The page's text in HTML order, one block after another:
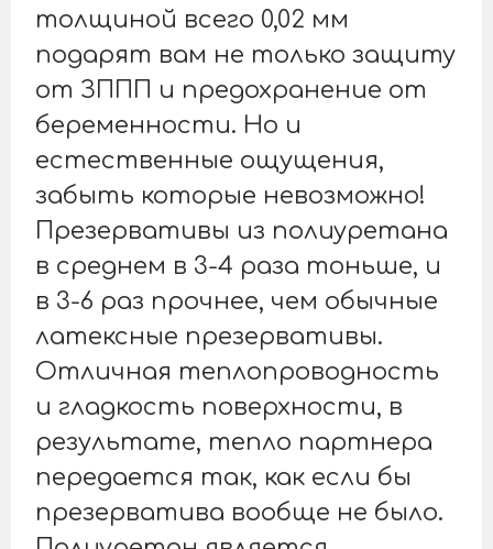
толщиной всего 0,02 мм
подарят вам не только защиту
от ЗППП и предохранение от
беременности. Но и
естественные ощущения,
забыть которые невозможно!
Презервативы из полиуретана
в среднем в 3-4 раза тоньше, и
в 3-6 раз прочнее, чем обычные
латексные презервативы.
Отличная теплопроводность
и гладкость поверхности, в
результате, тепло партнера
передается так, как если бы
презерватива вообще не было.